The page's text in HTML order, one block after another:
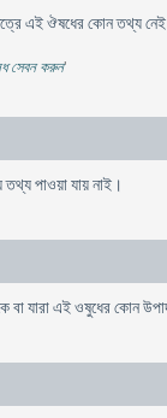
এই ঔষধের কোন তথ্য
সেবন করুন'
পাওয়া যায় নাই।
যারা এই ওষুধের কোন